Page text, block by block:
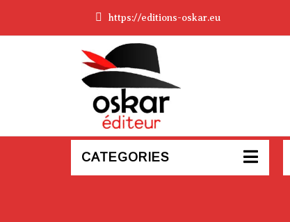
https://editions-oskar.eu
CATEGORIES